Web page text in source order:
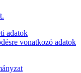
adatok
vonatkozó adatok